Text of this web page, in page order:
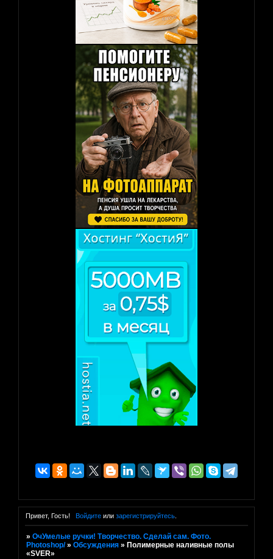
Привет, Гость! Войдитеили зарегистрируйтесь.
»ОчУмелые ручки! Творчество. Сделай сам. Фото.
Photoshop/ »Обсуждения » Полимерные наливные полы
«SVER»